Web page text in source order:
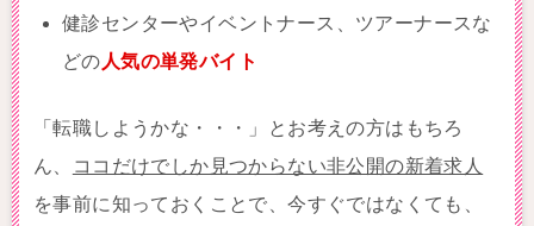
健診センターやイベントナース、ツアーナースな
どの 人気の単発バイト
「転職しようかな・・・」とお考えの方はもちろ
ん、
ココだけでしか見つからない非公開の新着求人
を事前に知っておくことで、今すぐではなくても、